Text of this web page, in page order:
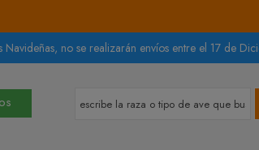
no se realizarán envíos entre el 17 de